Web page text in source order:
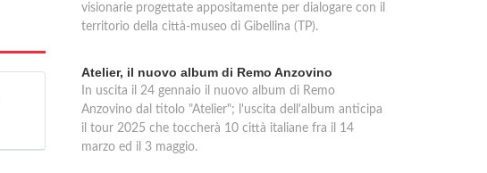
visionarie progettate appositamente per dialogare con il
territorio della città-museo di Gibellina (TP).
Atelier, il nuovo album di Remo Anzovino
In uscita il 24 gennaio il nuovo album di Remo
Anzovino dal titolo "Atelier"; l'uscita dell'album anticipa
il tour 2025 che toccherà 10 città italiane fra il 14
marzo ed il 3 maggio.